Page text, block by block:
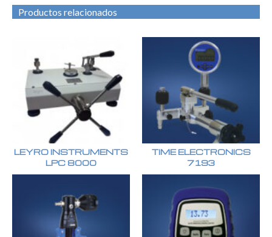
Productos relacionados
LEYRO INSTRUMENTS
LPC 8000
TIME ELECTRONICS
7193